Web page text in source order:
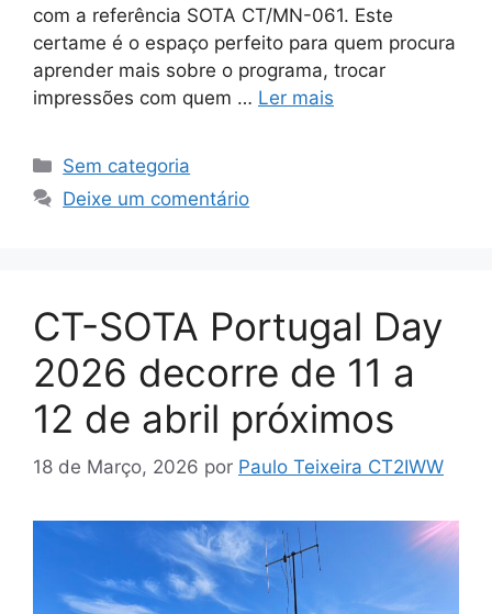
com a referência SOTA CT/MN-061. Este
certame é o espaço perfeito para quem procura
aprender mais sobre o programa, trocar
impressões com quem … Ler mais
Categorias
Sem categoria
Deixe um comentário
CT-SOTA Portugal Day
2026 decorre de 11 a
12 de abril próximos
18 de Março, 2026 por Paulo Teixeira CT2IWW